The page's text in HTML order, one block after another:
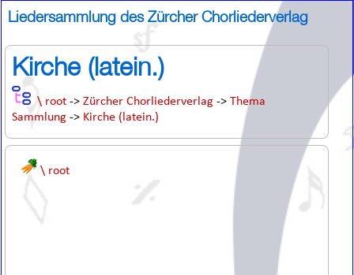
Liedersammlung des Zürcher Chorliederverlag
Kirche (latein.)
\ root ->Zürcher Chorliederverlag ->Thema
Sammlung -> Kirche (latein.)
\ root